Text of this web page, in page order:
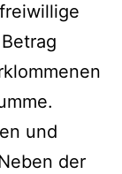
und
der